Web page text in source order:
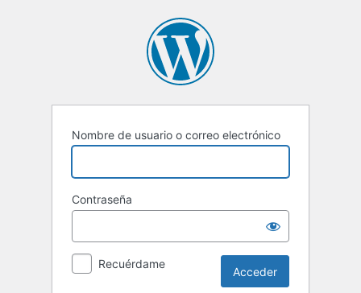
Nombre de usuario o correo electrónico
Contraseña
Recuérdame